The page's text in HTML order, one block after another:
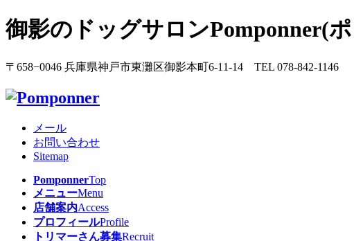
御影のドッグサロンPomponner(ポ
〒658−0046 兵庫県神戸市東灘区御影本町6-11-14 TEL 078-842-1146
メール
お問い合わせ
Sitemap
PomponnerTop
メニューMenu
店舗案内Access
プロフィールProfile
トリマーさん募集Recruit